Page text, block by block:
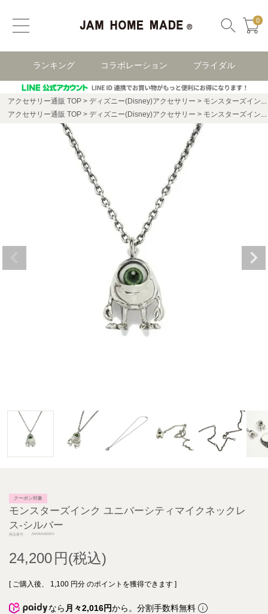
0
ランキング コラボレーション ブライダル
アクセサリー通販 TOP ディズニー(Disney)アクセサリー
モンスターズインク・ユニバーシティ
アクセサリー通販 TOP
ディズニー(Disney)アクセサリー モンスターズインク
クーポン対象
モンスターズインク ユニバーシティマイクネックレ
ス-シルバー
商品番号 JWDMU003SV
24,200
[ ご購入後、 1,100 円分 のポイントを獲得できます ]
なら 月々2,016円から。分割手数料無料